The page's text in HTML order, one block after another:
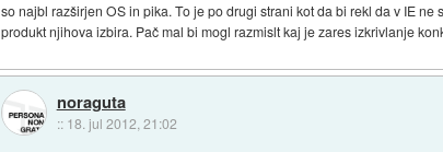
so najbl razširjen OS in pika. To je po drugi strani kot da bi rekl da v IE
produkt njihova izbira. Pač mal bi mogl razmislt kaj je zares izkrivlanje
noraguta
:: 18. jul 2012, 21:02